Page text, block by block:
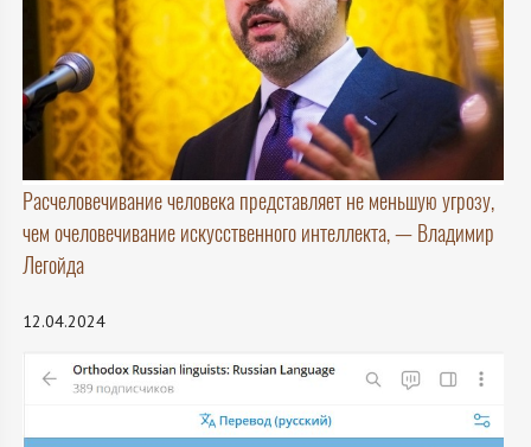
Расчеловечивание человека представляет не меньшую угрозу,
чем очеловечивание искусственного интеллекта, — Владимир
Легойда
12.04.2024